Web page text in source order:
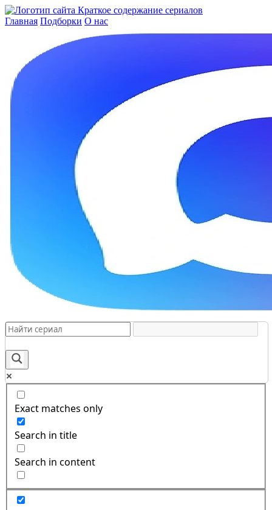
Краткое содержание сериалов
Главная Подборки О нас
Exact matches only
Search in title
Search in content